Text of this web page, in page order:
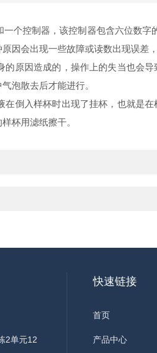
个控制器，该控制器包含六位数
因会出现一些故障或读数出现误差
原因造成的，操作上的失当也会
泡散去后才能进行。
倒入样杯时出现了挂杯，也就是
杯用滤纸擦干。
2单元12
快速链接
首页
产品中心